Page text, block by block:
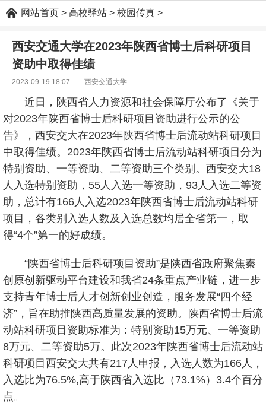
网站首页 > 高校驿站 > 校园传真 >
西安交通大学在2023年陕西省博士后科研项目
资助中取得佳绩
2023-09-19 18:07 西安交通大学
近日，陕西省人力资源和社会保障厅公布了《关于
对2023年陕西省博士后科研项目资助进行公示的公
告》，西安交大在2023年陕西省博士后流动站科研项目
中取得佳绩。2023年陕西省博士后流动站科研项目分为
特别资助、一等资助、二等资助三个类别。西安交大18
人入选特别资助，55人入选一等资助，93人入选二等资
助，总计有166人入选2023年陕西省博士后流动站科研
项目，各类别入选人数及入选总数均居全省第一，取
得“4个”第一的好成绩。
“陕西省博士后科研项目资助”是陕西省政府聚焦秦
创原创新驱动平台建设和我省24条重点产业链，进一步
支持青年博士后人才创新创业创造，服务发展“四个经
济”，旨在助推陕西高质量发展的资助。陕西省博士后流
动站科研项目资助标准为：特别资助15万元、一等资助
8万元、二等资助5万。此次2023年陕西省博士后流动站
科研项目西安交大共有217人申报，入选人数为166人，
入选比为76.5%,高于陕西省入选比（73.1%）3.4个百分
点。